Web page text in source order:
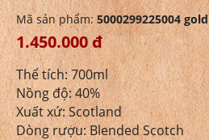
Mã sản phẩm:5000299225004 gold
1.450.000 đ
Thể tích: 700ml
Nồng độ: 40%
Xuất xứ: Scotland
Dòng rượu: Blended Scotch